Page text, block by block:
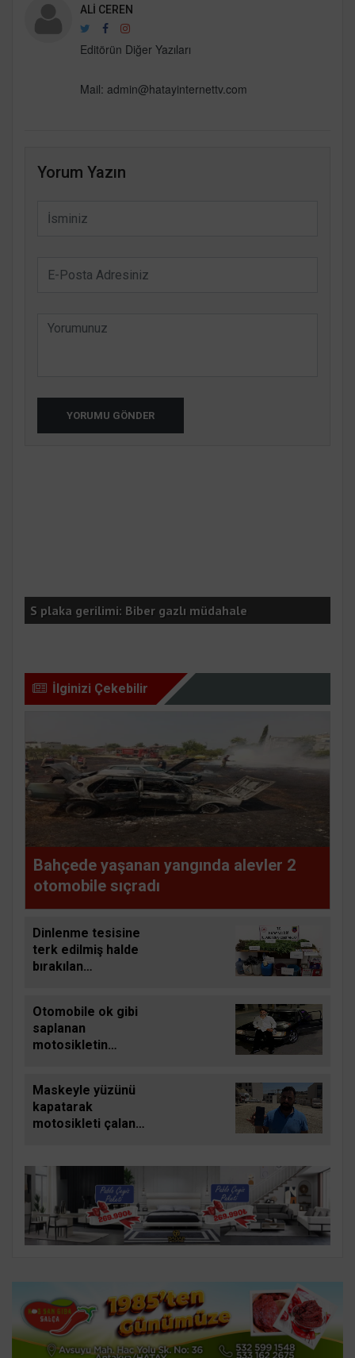
ALI CEREN
Editörün Diğer Yazıları
Mail: admin@hatayinternettv.com
Yorum Yazın
YORUMU GÖNDER
S plaka gerilimi: Biber gazlı müdahale
İlginizi Çekebilir
Bahçede yaşanan yangında alevler 2
otomobile sıçradı
Dinlenme tesisine
terk edilmiş halde
bırakılan
ele verdi
Otomobile ok gibi
saplanan
motosikletin
kalarak can verdiği
kaza kamerada
Maskeyle yüzünü
kapatarak
motosikleti çalan
kaçamadı